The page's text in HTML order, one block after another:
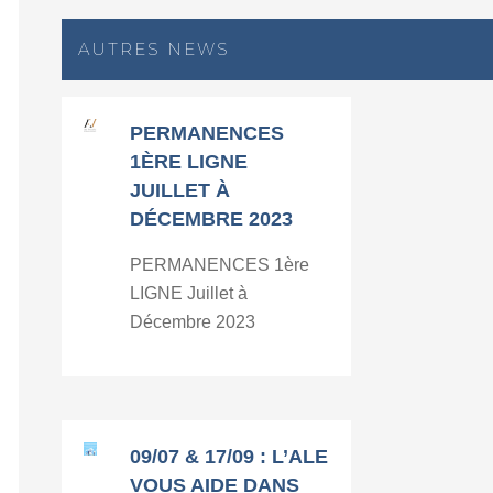
AUTRES NEWS
PERMANENCES
1ÈRE LIGNE
JUILLET À
DÉCEMBRE 2023
PERMANENCES 1ère
LIGNE Juillet à
Décembre 2023
09/07 & 17/09 : L’ALE
VOUS AIDE DANS